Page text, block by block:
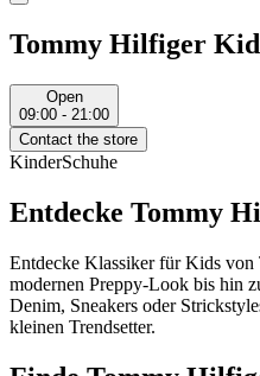
Tommy Hilfiger
Open
09:00 - 21:00
Contact the store
KinderSchuhe
Entdecke Tommy
Entdecke Klassiker für Kids
modernen Preppy-Look bis hin
Denim, Sneakers oder
kleinen Trendsetter.